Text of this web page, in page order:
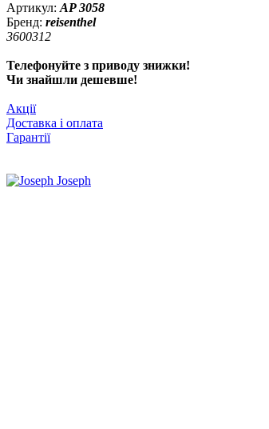
Артикул: AP 3058
Бренд: reisenthel
3600312
Телефонуйте з приводу знижки!
Чи знайшли дешевше!
Акції
Доставка і оплата
Гарантії